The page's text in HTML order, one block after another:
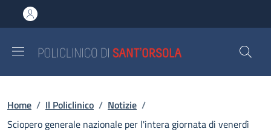
al contenuto principale
to footer content
Briciole di pane
Home / Il Policlinico / Notizie /
Sciopero generale nazionale per l'intera giornata di venerdì